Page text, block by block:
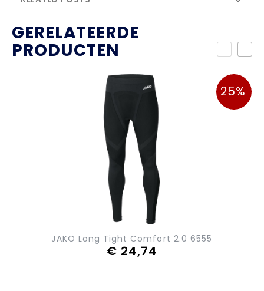
GERELATEERDE
PRODUCTEN
25%
JAKO Long Tight Comfort 2.0 6555
€ 24,74